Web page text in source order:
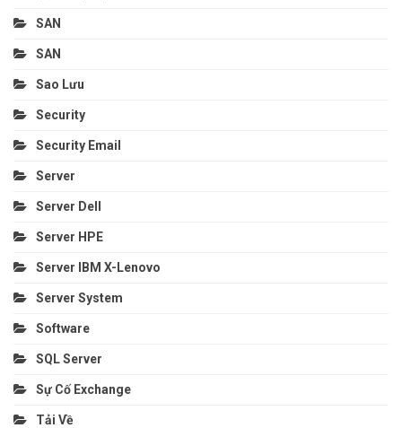
SAN
SAN
Sao Lưu
Security
Security Email
Server
Server Dell
Server HPE
Server IBM X-Lenovo
Server System
Software
SQL Server
Sự Cố Exchange
Tải Về